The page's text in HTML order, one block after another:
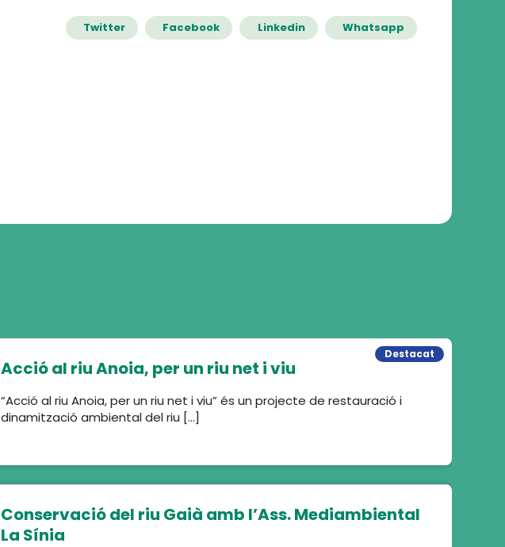
Twitter Facebook Linkedin Whatsapp
Acció al riu Anoia, per un riu net i viu
Destacat
“Acció al riu Anoia, per un riu net i viu” és un projecte de restauració i
dinamització ambiental del riu […]
Conservació del riu Gaià amb l’Ass. Mediambiental
La Sínia